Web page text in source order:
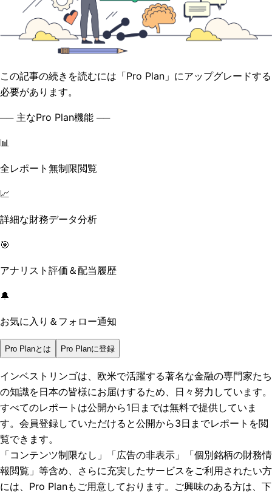
この記事の続きを読むには「Pro Plan」にアップグレードする
必要があります。
── 主なPro Plan機能 ──
📊
全レポート無制限閲覧
📈
詳細な財務データ分析
🎯
アナリスト評価＆配当履歴
🔔
お気に入り＆フォロー通知
Pro Planとは Pro Planに登録
インベストリンゴは、欧米で活躍する著名な金融の専門家たち
の知識を日本の皆様にお届けするため、日々努力しています。
すべてのレポートは公開から1日までは無料で提供していま
す。会員登録していただけると公開から3日までレポートを閲
覧できます。
「コンテンツ制限なし」「広告の非表示」「個別銘柄の財務情
報閲覧」 等含め、さらに充実したサービスをご利用されたい方
には、Pro Planもご用意しております。ご興味のある方は、下